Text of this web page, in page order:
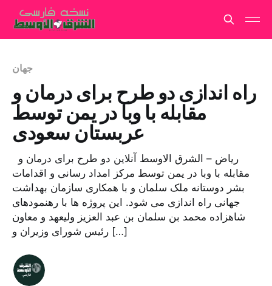
جهان
راه اندازی دو طرح برای درمان و
مقابله با وبا در یمن توسط
عربستان سعودی
مقابله با وبا در یمن توسط مرکز امداد رسانی و اقدامات
بشر دوستانه ملک سلمان و با همکاری سازمان بهداشت
جهانی راه اندازی می شود. این پروژه ها با رهنمودهای
شاهزاده محمد بن سلمان بن عبد العزیز ولیعهد و معاون
رئیس شورای وزیران و […]